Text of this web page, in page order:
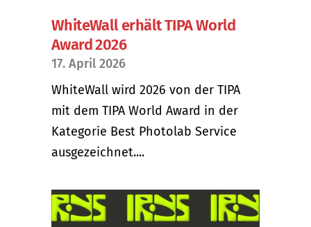
WhiteWall erhält TIPA World
Award 2026
17. April 2026
WhiteWall wird 2026 von der TIPA
mit dem TIPA World Award in der
Kategorie Best Photolab Service
ausgezeichnet....